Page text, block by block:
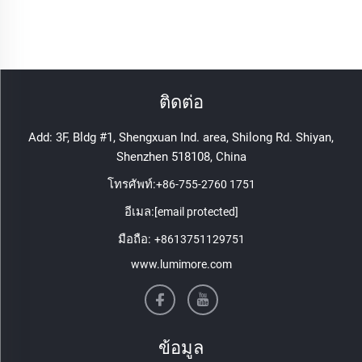
ติดต่อ
Add: 3F, Bldg #1, Shengxuan Ind. area, Shilong Rd. Shiyan,
Shenzhen 518108, China
โทรศัพท์:+86-755-2760 1751
อีเมล:[email protected]
มือถือ: +8613751129751
www.lumimore.com
ข้อมูล